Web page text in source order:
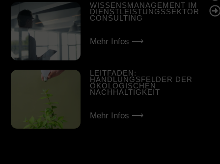
WISSENSMANAGEMENT IM
DIENSTLEISTUNGSSEKTOR
CONSULTING
Mehr Infos ⟶
LEITFADEN:
HANDLUNGSFELDER DER
ÖKOLOGISCHEN
NACHHALTIGKEIT
Mehr Infos ⟶